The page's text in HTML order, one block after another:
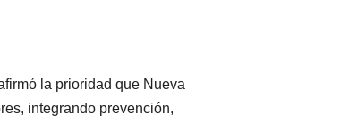
la prioridad que Nueva
integrando prevención,